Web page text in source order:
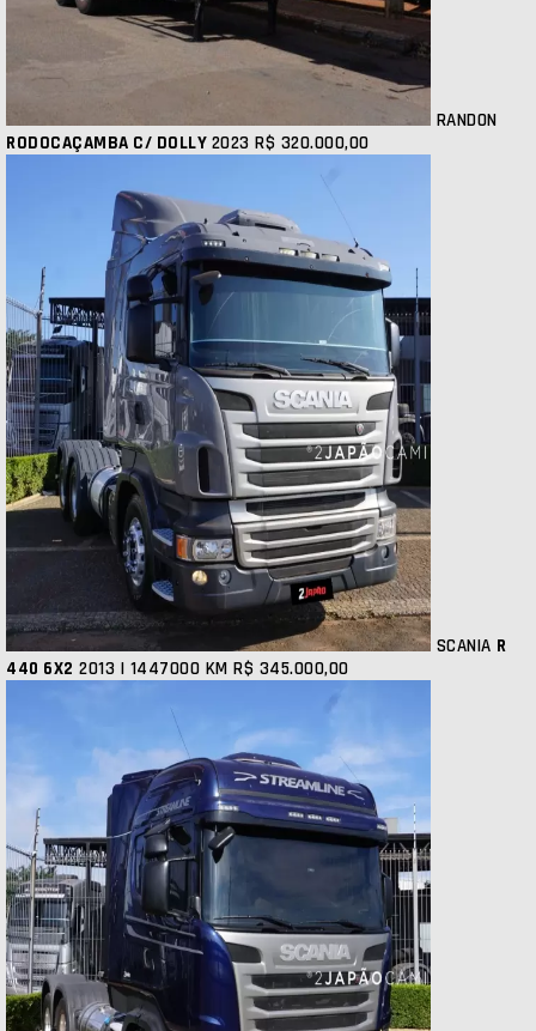
RANDON
RODOCAÇAMBA C/ DOLLY 2023 R$ 320.000,00
SCANIA R
440 6X2 2013 | 1447000 KM R$ 345.000,00